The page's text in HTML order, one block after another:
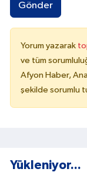
Gönder
Yorum yazarak
ve tüm
Afyon Haber,
şekilde sorumlu
Yükleniyor...